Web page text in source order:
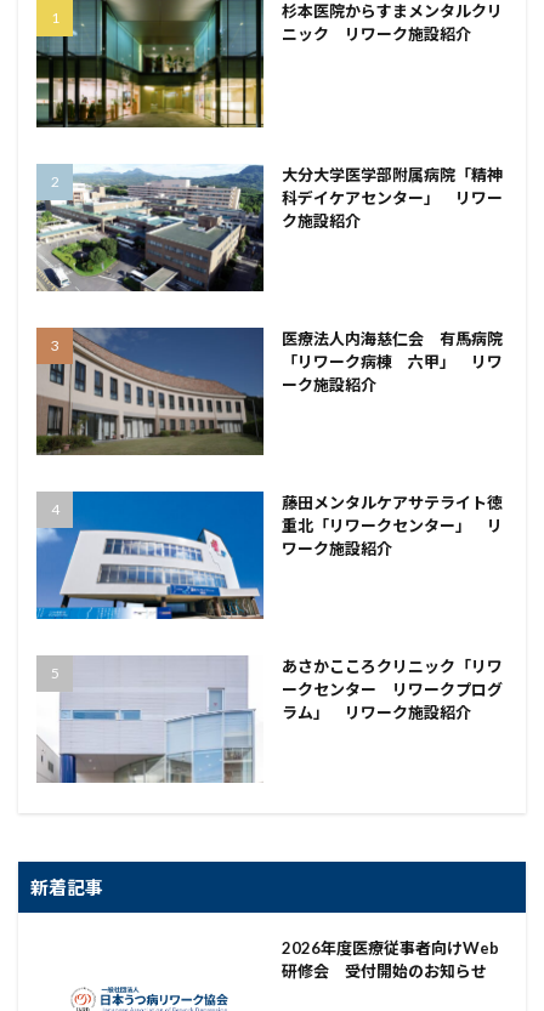
杉本医院からすまメンタルクリ
ニック リワーク施設紹介
大分大学医学部附属病院「精神
科デイケアセンター」 リワー
ク施設紹介
医療法人内海慈仁会 有馬病院
「リワーク病棟 六甲」 リワ
ーク施設紹介
藤田メンタルケアサテライト徳
重北「リワークセンター」 リ
ワーク施設紹介
あさかこころクリニック「リワ
ークセンター リワークプログ
ラム」 リワーク施設紹介
新着記事
2026年度医療従事者向けWeb
研修会 受付開始のお知らせ